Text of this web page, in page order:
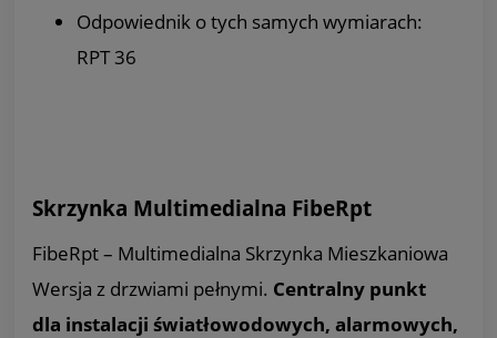
Odpowiednik o tych samych wymiarach:
RPT 36
Skrzynka Multimedialna FibeRpt
FibeRpt – Multimedialna Skrzynka Mieszkaniowa
Wersja z drzwiami pełnymi. Centralny punkt
dla instalacji światłowodowych, alarmowych,